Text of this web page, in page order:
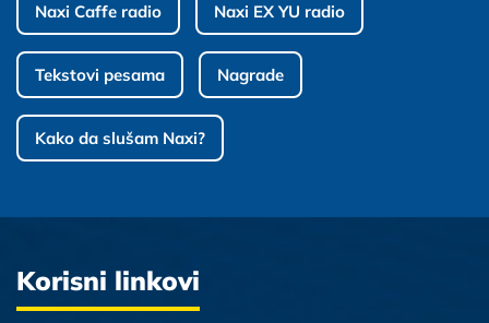
Naxi Caffe radio Naxi EX YU radio
Tekstovi pesama Nagrade
Kako da slušam Naxi?
Korisni linkovi